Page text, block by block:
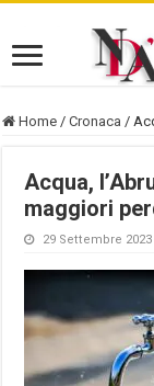
Home / Cronaca /
Acqua,
maggiori
29 Settembre 2023